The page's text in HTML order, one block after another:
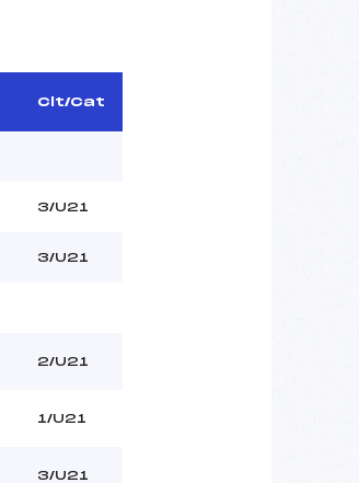
Clt/Cat
3/U21
3/U21
2/U21
1/U21
3/U21